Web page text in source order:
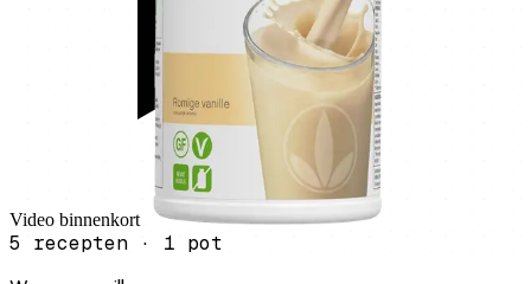
Video binnenkort
5 recepten · 1 pot